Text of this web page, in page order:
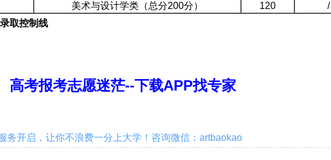
美术与设计学类（总分200分） 120
/
取控制线
高考报考志愿迷茫--下载APP找专家
务开启，让你不浪费一分上大学！咨询微信：artbaokao